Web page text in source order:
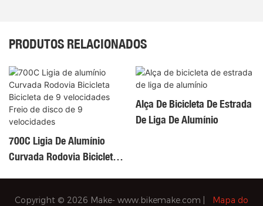
PRODUTOS RELACIONADOS
700C Ligia De Alumínio
Curvada Rodovia Bicicleta
Alça De Bicicleta De Estrada
De Liga De Alumínio
Copyright © 2026 Make- www.bikemake.com Mapa do